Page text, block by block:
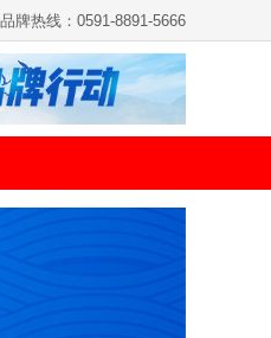
品牌热线：0591-8891-5666